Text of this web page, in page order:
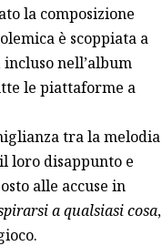
la composizione
è scoppiata a
nell’album
le piattaforme a
tra la melodia
loro disappunto e
alle accuse in
a qualsiasi cosa,